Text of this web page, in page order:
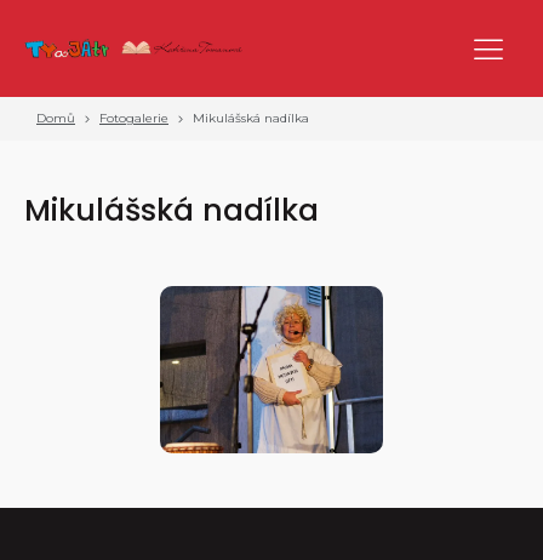
Domů Fotogalerie Mikulášská nadílka
Mikulášská nadílka